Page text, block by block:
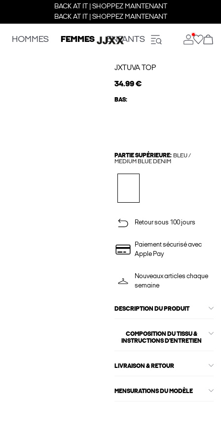
BACK AT IT | SHOPPEZ MAINTENANT
BACK AT IT | SHOPPEZ MAINTENANT
HOMMES FEMMES ENFANTS
JXTUVA TOP
34.99 €
BAS:
PARTIE SUPÉRIEURE: BLEU /
MEDIUM BLUE DENIM
Retour sous 100 jours
Paiement sécurisé avec
Apple Pay
Nouveaux articles chaque
semaine
DESCRIPTION DU PRODUIT
COMPOSITION DU TISSU &
INSTRUCTIONS D'ENTRETIEN
LIVRAISON & RETOUR
MENSURATIONS DU MODÈLE